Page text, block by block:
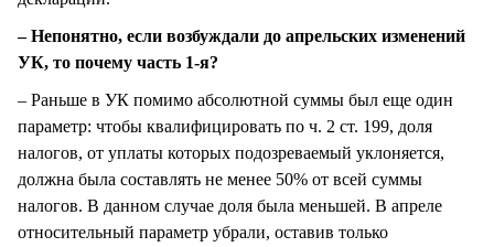
– Непонятно, если возбуждали до апрельских изменений
УК, то почему часть 1-я?
– Раньше в УК помимо абсолютной суммы был еще один
параметр: чтобы квалифицировать по ч. 2 ст. 199, доля
налогов, от уплаты которых подозреваемый уклоняется,
должна была составлять не менее 50% от всей суммы
налогов. В данном случае доля была меньшей. В апреле
относительный параметр убрали, оставив только